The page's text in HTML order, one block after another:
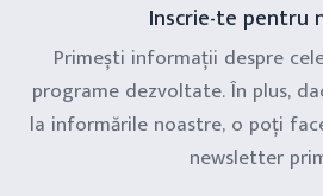
Inscrie-te pentru
Primești informații despre
programe dezvoltate. În plus,
la informările noastre, o poți
newsletter